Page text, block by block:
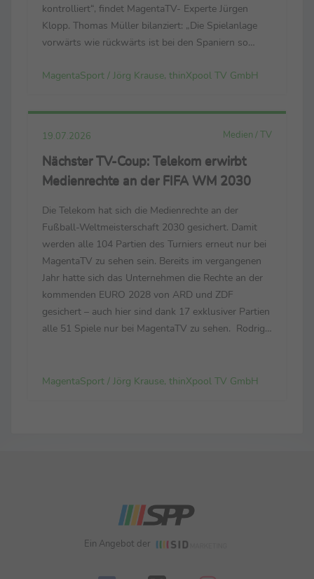
kontrolliert“, findet MagentaTV- Experte Jürgen
Klopp. Thomas Müller bilanziert: „Die Spielanlage
vorwärts wie rückwärts ist bei den Spaniern so
und Technik. Sie spielen mit allem.“ Luis de la ...
MagentaSport / Jörg Krause, thinXpool TV GmbH
19.07.2026 Medien / TV
Nächster TV-Coup: Telekom erwirbt
Medienrechte an der FIFA WM 2030
Die Telekom hat sich die Medienrechte an der
Fußball-Weltmeisterschaft 2030 gesichert. Damit
werden alle 104 Partien des Turniers erneut nur bei
MagentaTV zu sehen sein. Bereits im vergangenen
Jahr hatte sich das Unternehmen die Rechte an der
kommenden EURO 2028 von ARD und ZDF
gesichert – auch hier sind dank 17 exklusiver Partien
alle 51 Spiele nur bei MagentaTV zu sehen. Rodrigo
uns eine Fußball...
MagentaSport / Jörg Krause, thinXpool TV GmbH
Ein Angebot der